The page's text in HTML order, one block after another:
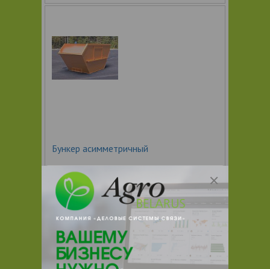
Бункер асимметричный
Бункер предназначен для хранения,
сбора и последующего удаления
крупногабаритного промышленного,
строительного или бытового мусора.
При использовании бункера время
технологического простоя для
операций погрузки и разгрузки
сокращается до 3 минут,